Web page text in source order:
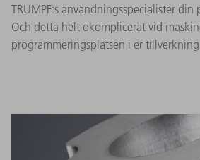
TRUMPF:s användningsspecialister din
Och detta helt okomplicerat vid
programmeringsplatsen i er